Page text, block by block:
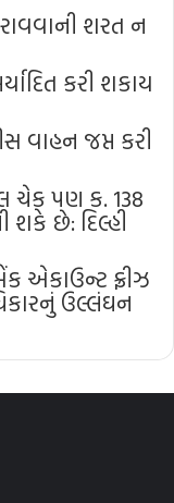
શરત ન
કરી શકાય
વાહન જપ્ત કરી
ચેક પણ ક. 138
શકે છે: દિલ્હી
એકાઉન્ટ ફ્રીઝ
ઉલ્લંઘન